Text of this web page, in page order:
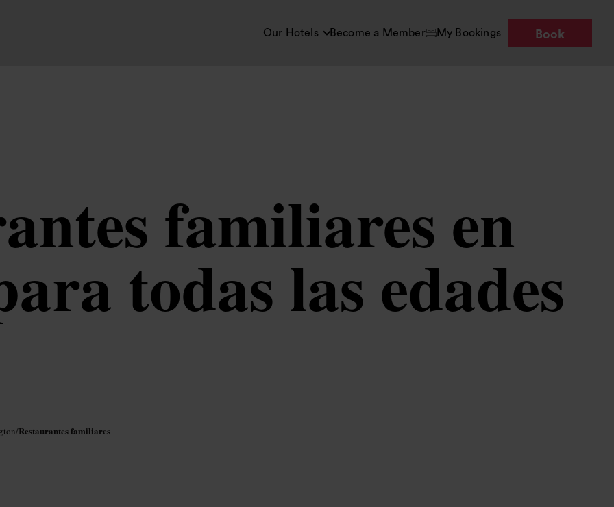
Our Hotels Become a Member My Bookings Book
familiares en
todas las edades
/Restaurantes familiares